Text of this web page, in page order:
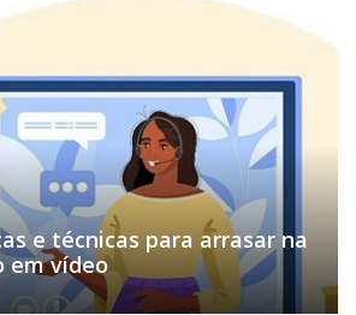
e técnicas para arrasar na
em vídeo